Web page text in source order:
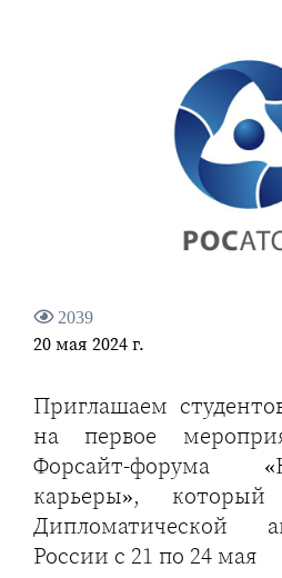
2039
20 мая 2024 г.
Приглашаем
на первое
Форсайт-форума
карьеры»,
Дипломатической
России с 21 по 24 мая